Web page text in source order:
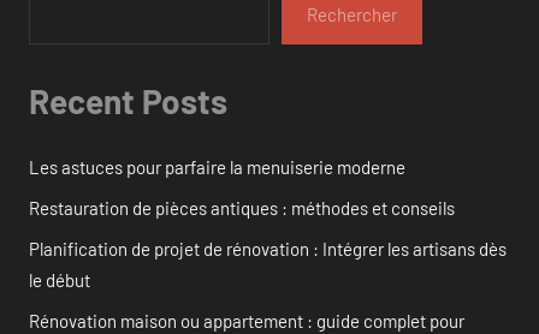
Rechercher
Recent Posts
Les astuces pour parfaire la menuiserie moderne
Restauration de pièces antiques : méthodes et conseils
Planification de projet de rénovation : Intégrer les artisans dès
le début
Rénovation maison ou appartement : guide complet pour